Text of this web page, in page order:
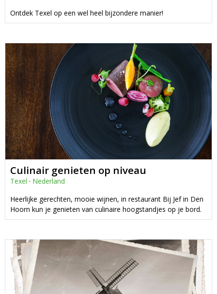
Ontdek Texel op een wel heel bijzondere manier!
Culinair genieten op niveau
Texel · Nederland
Heerlijke gerechten, mooie wijnen, in restaurant Bij Jef in Den
Hoorn kun je genieten van culinaire hoogstandjes op je bord.